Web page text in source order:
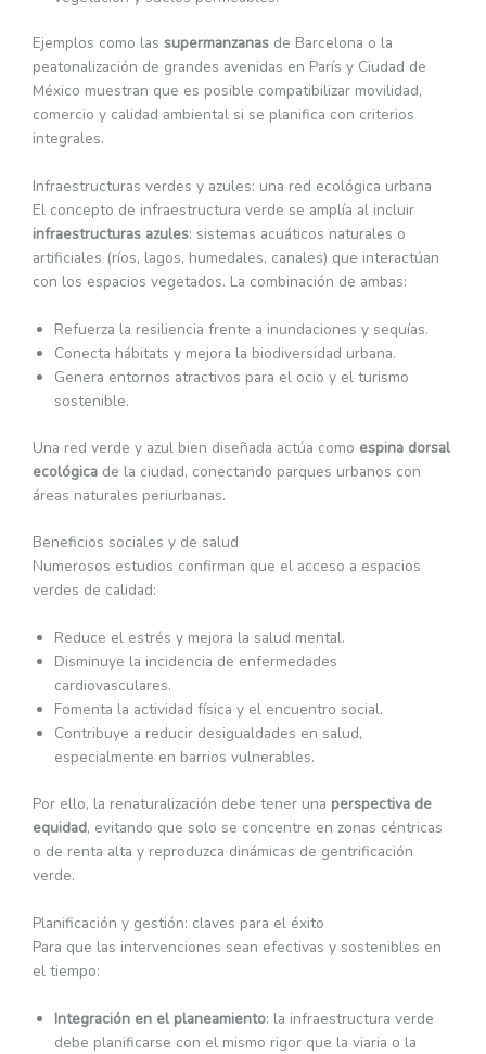
Ejemplos como las supermanzanas de Barcelona o la
peatonalización de grandes avenidas en París y Ciudad de
México muestran que es posible compatibilizar movilidad,
comercio y calidad ambiental si se planifica con criterios
integrales.
Infraestructuras verdes y azules: una red ecológica urbana
El concepto de infraestructura verde se amplía al incluir
infraestructuras azules: sistemas acuáticos naturales o
artificiales (ríos, lagos, humedales, canales) que interactúan
con los espacios vegetados. La combinación de ambas:
Refuerza la resiliencia frente a inundaciones y sequías.
Conecta hábitats y mejora la biodiversidad urbana.
Genera entornos atractivos para el ocio y el turismo
sostenible.
Una red verde y azul bien diseñada actúa como espina dorsal
ecológica de la ciudad, conectando parques urbanos con
áreas naturales periurbanas.
Beneficios sociales y de salud
Numerosos estudios confirman que el acceso a espacios
verdes de calidad:
Reduce el estrés y mejora la salud mental.
Disminuye la incidencia de enfermedades
cardiovasculares.
Fomenta la actividad física y el encuentro social.
Contribuye a reducir desigualdades en salud,
especialmente en barrios vulnerables.
Por ello, la renaturalización debe tener una perspectiva de
equidad, evitando que solo se concentre en zonas céntricas
o de renta alta y reproduzca dinámicas de gentrificación
verde.
Planificación y gestión: claves para el éxito
Para que las intervenciones sean efectivas y sostenibles en
el tiempo:
Integración en el planeamiento: la infraestructura verde
debe planificarse con el mismo rigor que la viaria o la